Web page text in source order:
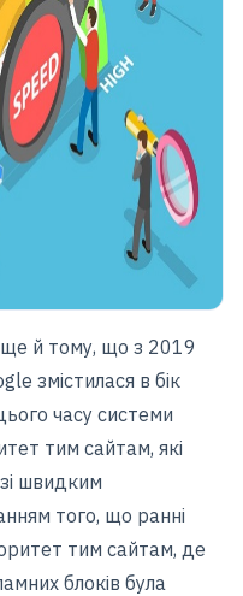
й тому, що з 2019
змістилася в бік
часу системи
тим сайтам, які
швидким
того, що ранні
тим сайтам, де
блоків була